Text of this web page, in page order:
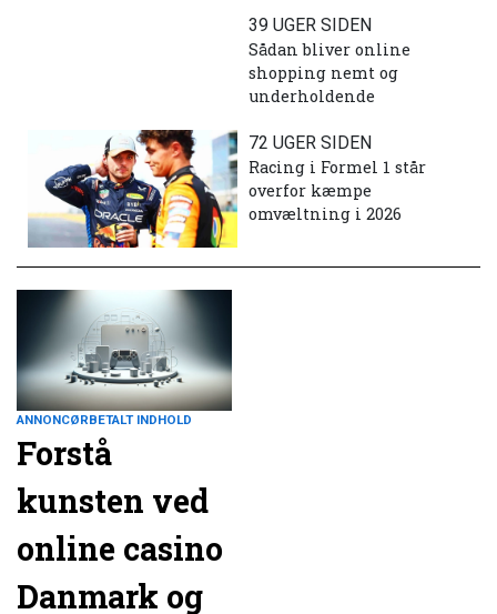
39 UGER SIDEN
Sådan bliver online
shopping nemt og
underholdende
72 UGER SIDEN
Racing i Formel 1 står
overfor kæmpe
omvæltning i 2026
ANNONCØRBETALT INDHOLD
Forstå
kunsten ved
online casino
Danmark og